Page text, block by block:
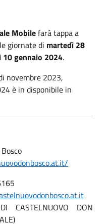
Mobilefarà tappa a
giornate di martedì 28
10 gennaio 2024.
novembre 2023,
è in disponibile in
CASTELNUOVO DON